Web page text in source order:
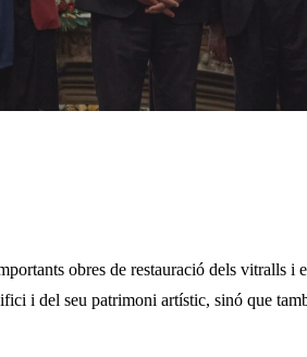
obres de restauració dels vitralls
i del seu patrimoni artístic, sinó que